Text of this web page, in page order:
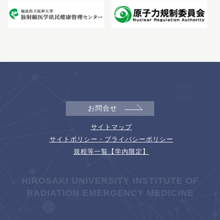
お問合せ
サイトマップ
サイトポリシー・プライバシーポリシー
規程等一覧【学内限定】
HIROSAKI UNIVERSITY INSTITUTE OF
RADIATION EMERGENCY MEDICINE